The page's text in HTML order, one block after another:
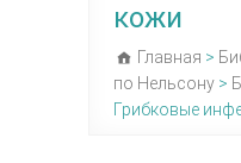
кожи
Главная >
по Нельсону >
Грибковые